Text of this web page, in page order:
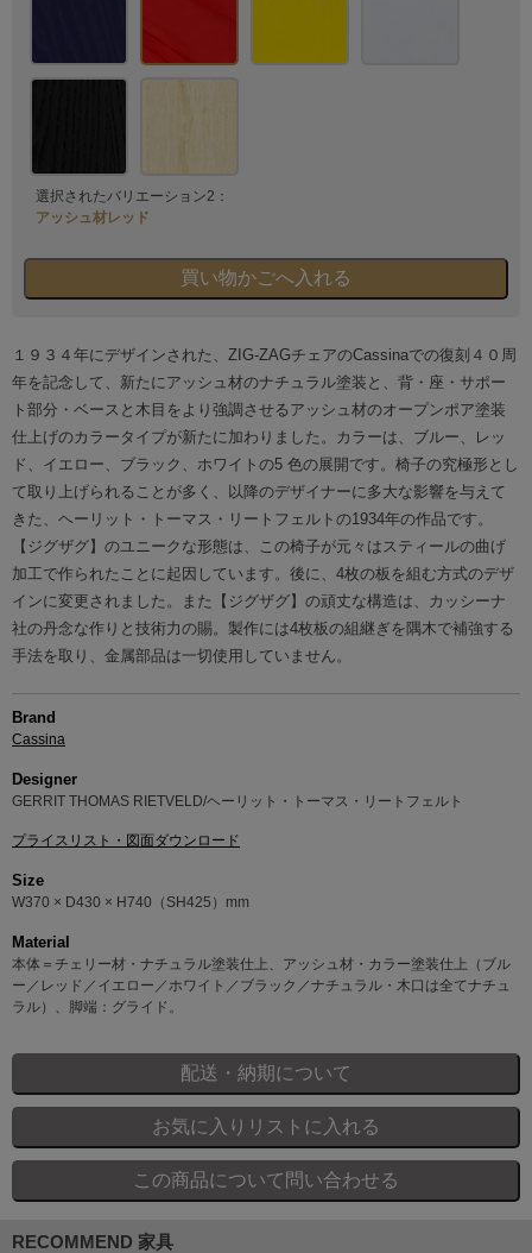
選択されたバリエーション2：
アッシュ材レッド
１９３４年にデザインされた、ZIG-ZAGチェアのCassinaでの復刻４０周
年を記念して、新たにアッシュ材のナチュラル塗装と、背・座・サポー
ト部分・ベースと木目をより強調させるアッシュ材のオープンポア塗装
仕上げのカラータイプが新たに加わりました。カラーは、ブルー、レッ
ド、イエロー、ブラック、ホワイトの5 色の展開です。椅子の究極形とし
て取り上げられることが多く、以降のデザイナーに多大な影響を与えて
きた、ヘーリット・トーマス・リートフェルトの1934年の作品です。
【ジグザグ】のユニークな形態は、この椅子が元々はスティールの曲げ
加工で作られたことに起因しています。後に、4枚の板を組む方式のデザ
インに変更されました。また【ジグザグ】の頑丈な構造は、カッシーナ
社の丹念な作りと技術力の賜。製作には4枚板の組継ぎを隅木で補強する
手法を取り、金属部品は一切使用していません。
Brand
Cassina
Designer
GERRIT THOMAS RIETVELD/ヘーリット・トーマス・リートフェルト
プライスリスト・図面ダウンロード
Size
W370 × D430 × H740（SH425）mm
Material
本体＝チェリー材・ナチュラル塗装仕上、アッシュ材・カラー塗装仕上（ブル
ー／レッド／イエロー／ホワイト／ブラック／ナチュラル・木口は全てナチュ
ラル）、脚端：グライド。
RECOMMEND 家具